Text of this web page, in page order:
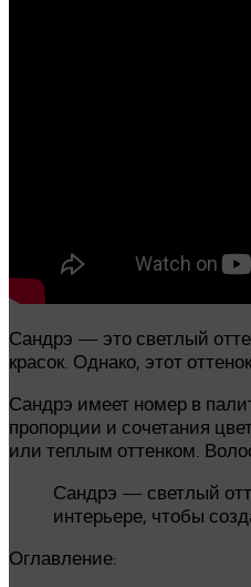
Сандрэ — это светлый
красок. Однако, этот
Сандрэ имеет номер в
пропорции и сочетания
или теплым оттенком.
Сандрэ — светлый
интерьере, чтобы
Оглавление: